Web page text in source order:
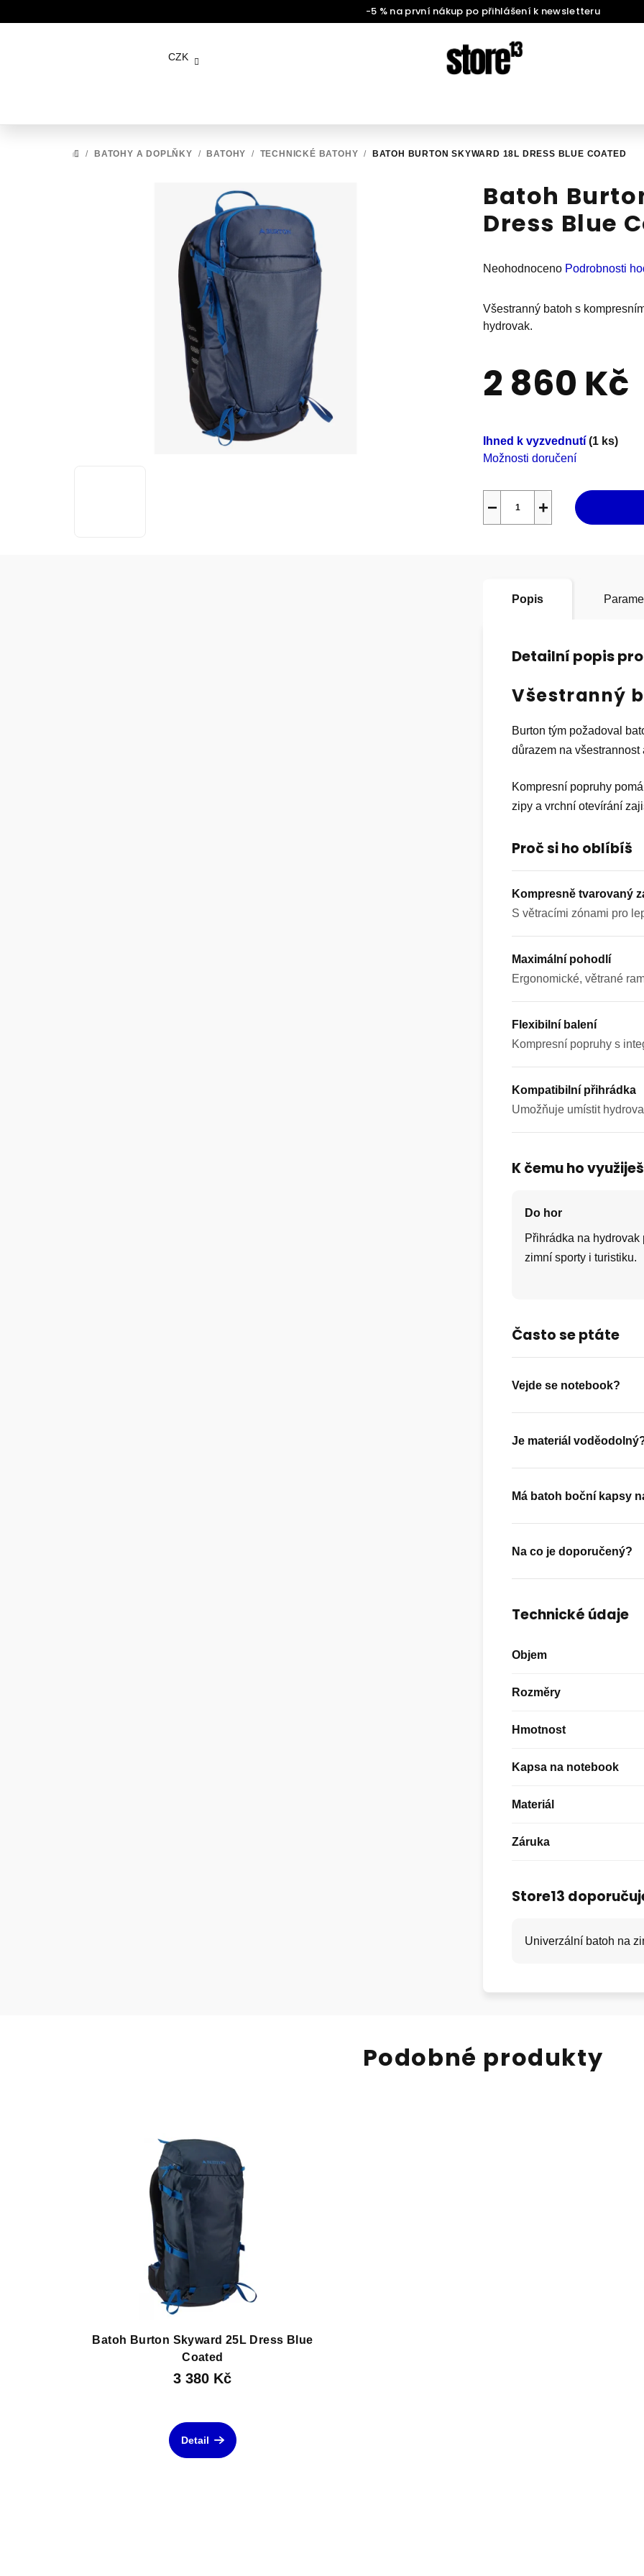
-5 % na první nákup po přihlášení k newsletteru
CZK
DOMŮ
/ BATOHY A DOPLŇKY / BATOHY / TECHNICKÉ BATOHY / BATOH BURTON SKYWARD 18L DRESS BLUE COATED
Batoh
Dress Blue
Průměrné
produktu
je
5
hvězdiček.
Neohodnoceno Podrobnosti
Všestranný batoh s
hydrovak.
2 860 Kč
cena:
Ihned k vyzvednutí (1 ks)
Možnosti doručení
+
−
Popis
Detailní popis
Všestranný
Burton tým požadoval
důrazem na všestrannost
Kompresní popruhy
zipy a vrchní otevírání
Proč si ho oblíbíš
Kompresně tvarovaný
S větracími zónami pro
Maximální pohodlí
Ergonomické, větrané
Flexibilní balení
Kompresní popruhy s
Kompatibilní přihrádka
Umožňuje umístit
K čemu ho
Do hor
Přihrádka na hydrovak
zimní sporty i turistiku.
Často se ptáte
Vejde se notebook?
Je materiál
Má batoh boční kapsy
Na co je doporučený?
Technické údaje
Objem
Rozměry
Hmotnost
Kapsa na notebook
Materiál
Záruka
Store13
Univerzální batoh na
Podobné produkty
Batoh Burton Skyward 25L Dress Blue
Coated
3 380 Kč
Detail